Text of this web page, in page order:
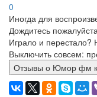
0
Иногда для
Дождитесь
Играло и
Выключить совсем:
Отзывы о